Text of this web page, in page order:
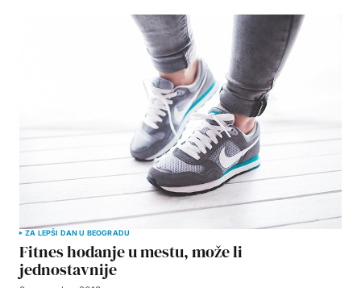
ZA LEPŠI DAN U BEOGRADU
Fitnes hodanje u mestu, može li
jednostavnije